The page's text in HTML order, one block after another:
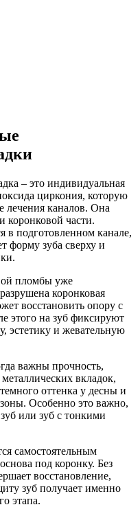
– это индивидуальная
циркония, которую
лечения каналов. Она
коронковой части.
в подготовленном канале,
форму зуба сверху и
пломбы уже
коронковая
восстановить опору с
этого на зуб фиксируют
эстетику и жевательную
важны прочность,
вкладок,
оттенка у десны и
Особенно это важно,
или зуб с тонкими
самостоятельным
под коронку. Без
восстановление,
зуб получает именно
этапа.